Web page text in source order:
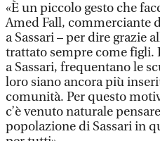
«È un piccolo gesto che
Amed Fall, commerciante
a Sassari – per dire grazie
trattato sempre come figli.
a Sassari, frequentano le
loro siano ancora più
comunità. Per questo
c’è venuto naturale
popolazione di Sassari in